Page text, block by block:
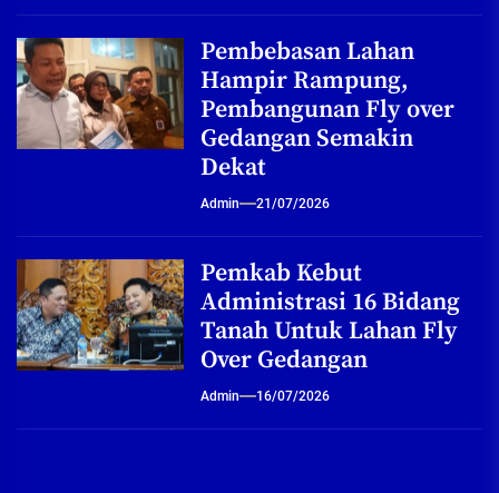
Pembebasan Lahan
Hampir Rampung,
Pembangunan Fly over
Gedangan Semakin
Dekat
Admin 21/07/2026
Pemkab Kebut
Administrasi 16 Bidang
Tanah Untuk Lahan Fly
Over Gedangan
Admin 16/07/2026